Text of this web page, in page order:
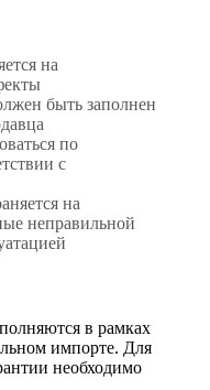
на
быть заполнен
по
с
на
неправильной
в рамках
импорте. Для
необходимо